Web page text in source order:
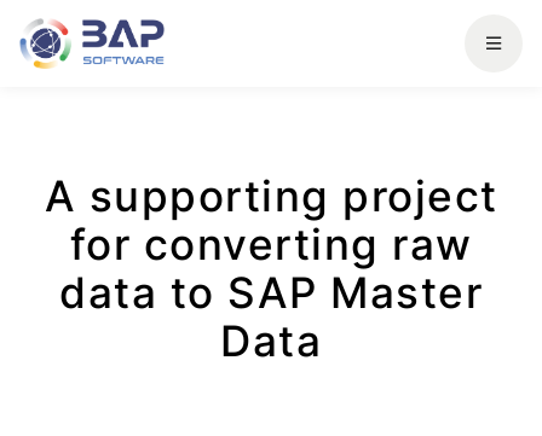
A supporting project
for converting raw
data to SAP Master
Data